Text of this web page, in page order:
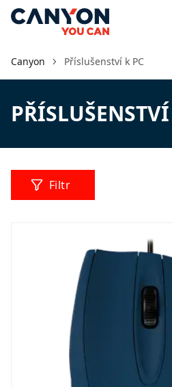
Canyon Příslušenství k PC
Filtr